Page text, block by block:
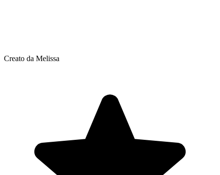
Creato da Melissa